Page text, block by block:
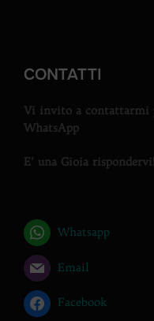
CONTATTI
Vi invito a contattarmi
WhatsApp
E’ una Gioia rispondervi!
Whatsapp
Email
Facebook